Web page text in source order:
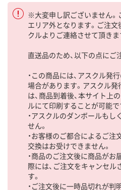
※大変申し訳ございません。
エリア外となります。ご注文
クルよりご連絡させて頂きま
直送品のため、以下の点にご
・この商品には、アスクル発
場合があります。アスクル
は、商品到着後、本サイト上
ルにて印刷することが可能で
・アスクルのダンボールも
せん。
・お客様のご都合によるご注
交換はお受けできません。
・商品のご注文後に商品が
際には、ご注文をキャンセ
す。
・ご注文後に一時品切れが判